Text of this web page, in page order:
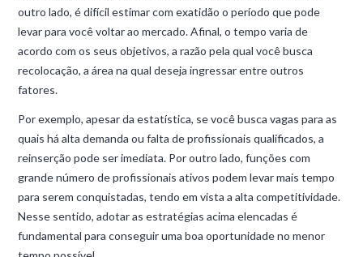
outro lado, é difícil estimar com exatidão o período que pode
levar para você voltar ao mercado. Afinal, o tempo varia de
acordo com os seus objetivos, a razão pela qual você busca
recolocação, a área na qual deseja ingressar entre outros
fatores.
Por exemplo, apesar da estatística, se você busca vagas para as
quais há alta demanda ou falta de profissionais qualificados, a
reinserção pode ser imediata. Por outro lado, funções com
grande número de profissionais ativos podem levar mais tempo
para serem conquistadas, tendo em vista a alta competitividade.
Nesse sentido, adotar as estratégias acima elencadas é
fundamental para conseguir uma boa oportunidade no menor